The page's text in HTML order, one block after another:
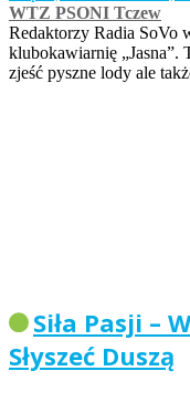
WTZ PSONI Tczew
Redaktorzy Radia SoVo
klubokawiarnię „Jasna”.
zjeść pyszne lody ale
Siła Pasji –
Słyszeć Duszą